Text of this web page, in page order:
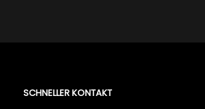
SCHNELLER KONTAKT